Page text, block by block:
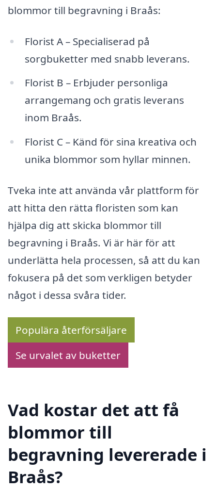
blommor till begravning i Braås:
Florist A – Specialiserad på
sorgbuketter med snabb leverans.
Florist B – Erbjuder personliga
arrangemang och gratis leverans
inom Braås.
Florist C – Känd för sina kreativa och
unika blommor som hyllar minnen.
Tveka inte att använda vår plattform för
att hitta den rätta floristen som kan
hjälpa dig att skicka blommor till
begravning i Braås. Vi är här för att
underlätta hela processen, så att du kan
fokusera på det som verkligen betyder
något i dessa svåra tider.
Populära återförsäljare
Se urvalet av buketter
Vad kostar det att få
blommor till
begravning levererade i
Braås?